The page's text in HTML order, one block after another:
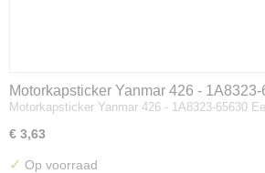
Motorkapsticker Yanmar 426 -
Motorkapsticker Yanmar 426 - 1A8323-65630
€ 3,63
✓ Op voorraad